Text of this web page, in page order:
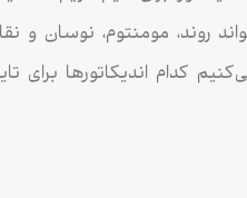
روند، مومنتوم، نوسان و